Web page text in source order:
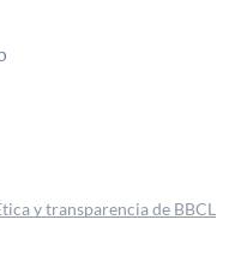
y transparencia de BBCL